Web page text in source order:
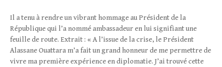
Il a tenu à rendre un vibrant hommage au Président de la
République qui l’a nommé ambassadeur en lui signifiant une
feuille de route. Extrait : « A l’issue de la crise, le Président
Alassane Ouattara m’a fait un grand honneur de me permettre de
vivre ma première expérience en diplomatie. J’ai trouvé cette